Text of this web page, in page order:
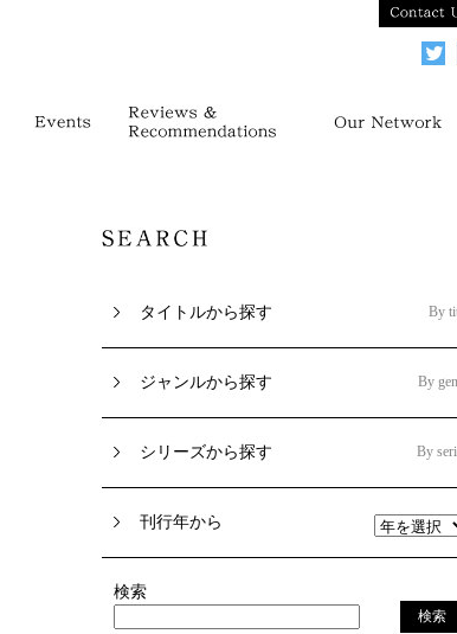
タイトルから探す By
ジャンルから探す By
シリーズから探す By
刊行年から
検索